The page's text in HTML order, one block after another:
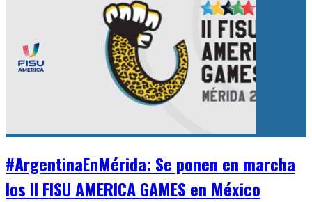
#ArgentinaEnMérida: Se ponen en marcha
los II FISU AMERICA GAMES en México